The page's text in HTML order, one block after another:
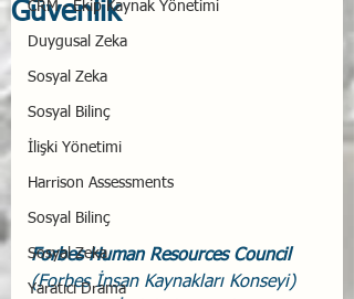
CRM - Ekip Kaynak Yönetimi
Duygusal Zeka
Sosyal Zeka
Sosyal Bilinç
İlişki Yönetimi
Harrison Assessments
Sosyal Bilinç
Sosyal Zeka
Yaratıcı Drama
Güvenlik
Forbes Human Resources Council
(Forbes İnsan Kaynakları Konseyi)